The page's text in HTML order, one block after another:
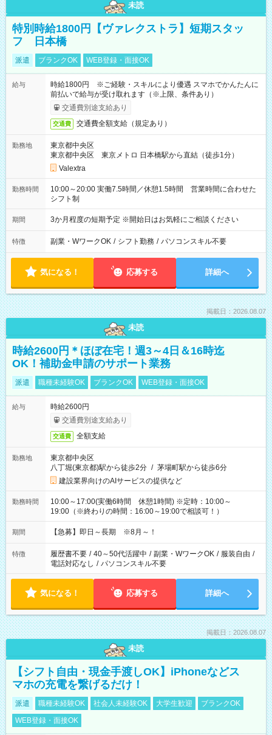
未読
特別時給1800円【ヴァレクストラ】短期スタッ
フ 日本橋
派遣 ブランクOK WEB登録・面接OK
給与
時給1800円 ※ご経験・スキルにより優遇 スマホでかんたんに
前払いで給与が受け取れます（※上限、条件あり）
交通費別途支給あり
交通費 交通費全額支給（規定あり）
勤務地
東京都中央区
東京都中央区 東京メトロ 日本橋駅から直結（徒歩1分）
Valextra
勤務時間
10:00～20:00 実働7.5時間／休憩1.5時間 営業時間に合わせた
シフト制
期間 3か月程度の短期予定 ※開始日はお気軽にご相談ください
特徴 副業・WワークOK / シフト勤務 / パソコンスキル不要
気になる！ 応募する 詳細へ
掲載日：2026.08.07
未読
時給2600円＊ほぼ在宅！週3～4日＆16時迄
OK！補助金申請のサポート業務
派遣 職種未経験OK ブランクOK WEB登録・面接OK
給与
時給2600円
交通費別途支給あり
交通費 全額支給
勤務地
東京都中央区
八丁堀(東京都)駅から徒歩2分 / 茅場町駅から徒歩6分
建設業界向けのAIサービスの提供など
勤務時間
10:00～17:00(実働6時間 休憩1時間) ※定時：10:00～
19:00（※終わりの時間：16:00～19:00で相談可！）
期間 【急募】即日～長期 ※8月～！
特徴 履歴書不要 / 40～50代活躍中 / 副業・WワークOK / 服装自由 /
電話対応なし / パソコンスキル不要
気になる！ 応募する 詳細へ
掲載日：2026.08.07
未読
【シフト自由・現金手渡しOK】iPhoneなどス
マホの充電を繋げるだけ！
派遣 職種未経験OK 社会人未経験OK 大学生歓迎
ブランクOK
WEB登録・面接OK